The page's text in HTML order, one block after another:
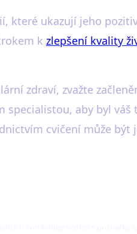
které ukazují jeho
k zlepšení kvality
zdraví, zvažte
specialistou, aby byl váš
cvičení může být